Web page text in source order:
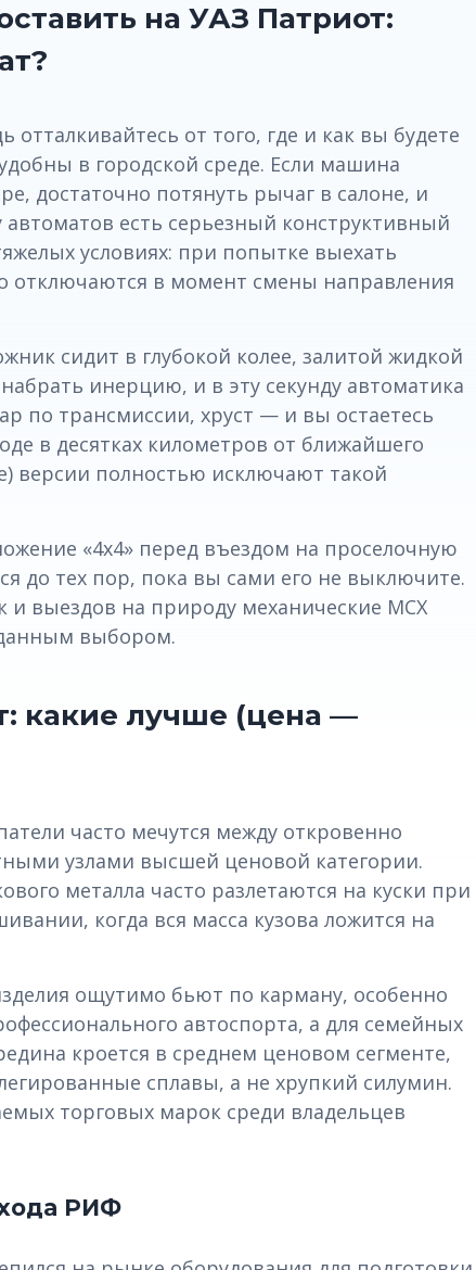
на УАЗ Патриот:
от того, где и как вы будете
в городской среде. Если машина
достаточно потянуть рычаг в салоне, и
есть серьезный конструктивный
условиях: при попытке выехать
отключаются в момент смены направления
сидит в глубокой колее, залитой жидкой
инерцию, и в эту секунду автоматика
по трансмиссии, хруст — и вы остаетесь
в десятках километров от ближайшего
версии полностью исключают такой
«4x4» перед въездом на проселочную
до тех пор, пока вы сами его не выключите.
и выездов на природу механические МСХ
выбором.
какие лучше (цена —
часто мечутся между откровенно
узлами высшей ценовой категории.
металла часто разлетаются на куски при
когда вся масса кузова ложится на
ощутимо бьют по карману, особенно
автоспорта, а для семейных
кроется в среднем ценовом сегменте,
сплавы, а не хрупкий силумин.
торговых марок среди владельцев
РИФ